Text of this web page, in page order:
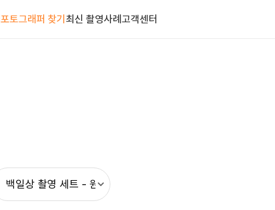
포토그래퍼 찾기 최신 촬영사례 고객센터